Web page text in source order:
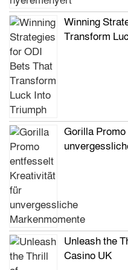
Winning
Transform
Gorilla
Unleash the
Casino UK